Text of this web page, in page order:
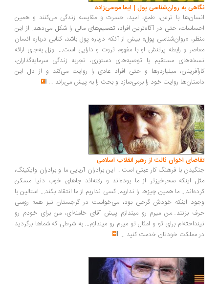
به روان‌شناسی پول | ایما موسی‌زاده
با ترس، طمع، امید، حسرت و مقایسه زندگی می‌کنند و همین
حتی در آگاه‌ترین افراد، تصمیم‌های مالی را شکل می‌دهد. از این
«روان‌شناسی پول» بیش از آنکه درباره پول باشد، کتابی درباره انسان
و رابطه پرتنش او با مفهوم ثروت و دارایی است... اوزل به‌جای ارائه
مستقیم یا توصیه‌های دستوری، تجربه زندگی سرمایه‌گذاران،
میلیاردرها و حتی افراد عادی را روایت می‌کند و از دل این
روایت خود را برمی‌سازد و بحث را به پیش می‌راند...
اخوان ثالث از رهبر انقلاب اسلامی
با فرهنگ کار عبثی است... این برادران آریایی ما و برادران وایکینگ،
اینکه سحرخیزتر از ما بوده‌اند و رفته‌اند جاهای خوب دنیا مسکن
ما همین چیزها را نداریم. کسی نداریم از ما انتقاد بکند... استالین با
اینکه خودش گرجی بود، می‌خواست در گرجستان نیز همه روسی
بزنند...من میرم رو میندازم پیش آقای خامنه‌ای، من برای خودم رو
برای تو و امثال تو میرم رو میندازم... به شرطی که شماها برگردید
مملکت خودتان خدمت کنید...